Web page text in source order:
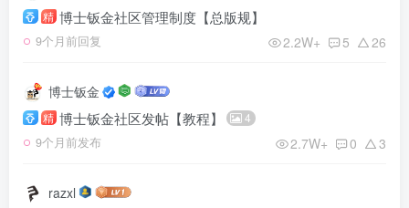
精 博士钣金社区管理制度【总版规】
9个月前回复 2.2W+ 5 26
博士钣金
精 博士钣金社区发帖【教程】 4
9个月前发布 2.7W+ 0 3
razxl